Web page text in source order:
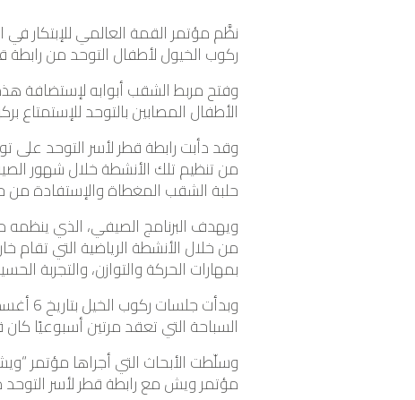
نظَّم مؤتمر القمة العالمي للإبتكار
ركوب الخيول لأطفال التوحد من رابطة
وفتح مربط الشقب أبوابه لإستضافة
الأطفال المصابين بالتوحد للإستمتاع
وقد دأبت رابطة قطر لأسر التوحد على
من تنظيم تلك الأنشطة خلال شهور
حلبة الشقب المغطاة والإستفادة
ويهدف البرنامج الصيفي، الذي ينظمه
من خلال الأنشطة الرياضية التي
بمهارات الحركة والتوازن، والتجربة
السباحة التي تعقد مرتين أسبوعيًا
وسلّطت الأبحاث التي أجراها مؤتمر
مؤتمر ويش مع رابطة قطر لأسر